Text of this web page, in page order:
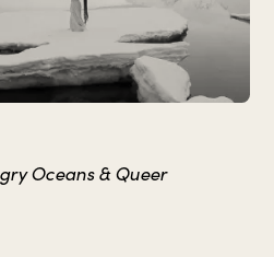
Oceans & Queer